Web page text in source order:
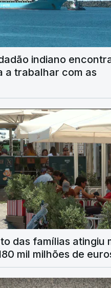
indiano
a trabalhar com as
das famílias atingiu
mil milhões de